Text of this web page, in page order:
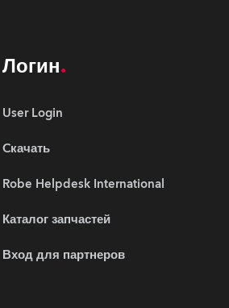
Логин
User Login
Cкачать
Robe Helpdesk International
Каталог запчастей
Вход для партнеров